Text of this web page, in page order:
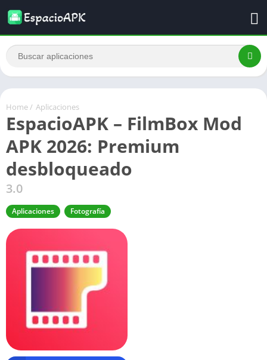
Home / Aplicaciones
EspacioAPK – FilmBox Mod
APK 2026: Premium
desbloqueado
3.0
Aplicaciones Fotografía